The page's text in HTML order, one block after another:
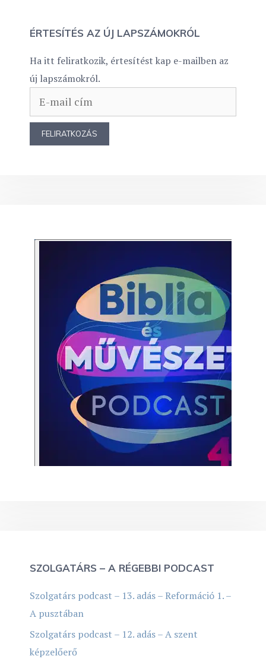
ÉRTESÍTÉS AZ ÚJ LAPSZÁMOKRÓL
Ha itt feliratkozik, értesítést kap e-mailben az
új lapszámokról.
SZOLGATÁRS – A RÉGEBBI PODCAST
Szolgatárs podcast – 13. adás – Reformáció 1. –
A pusztában
Szolgatárs podcast – 12. adás – A szent
képzelőerő